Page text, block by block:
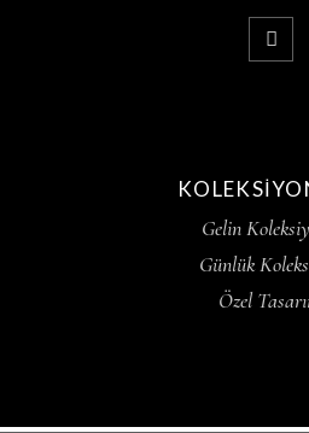
Gelin
Günlük
Özel